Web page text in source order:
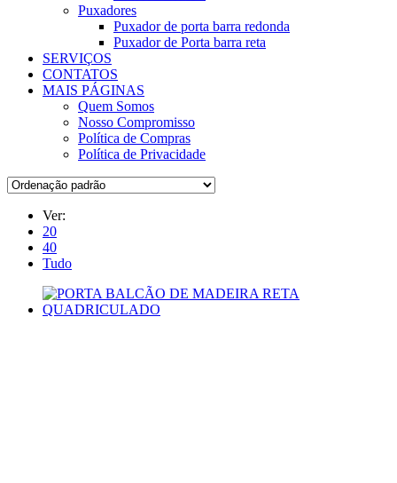
Puxadores
Puxador de porta barra redonda
Puxador de Porta barra reta
SERVIÇOS
CONTATOS
MAIS PÁGINAS
Quem Somos
Nosso Compromisso
Política de Compras
Política de Privacidade
Ver:
20
40
Tudo